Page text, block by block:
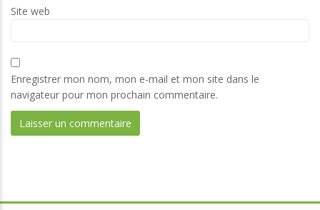
Site web
Enregistrer mon nom, mon e-mail et mon site dans le
navigateur pour mon prochain commentaire.